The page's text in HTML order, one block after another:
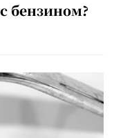
бензином?